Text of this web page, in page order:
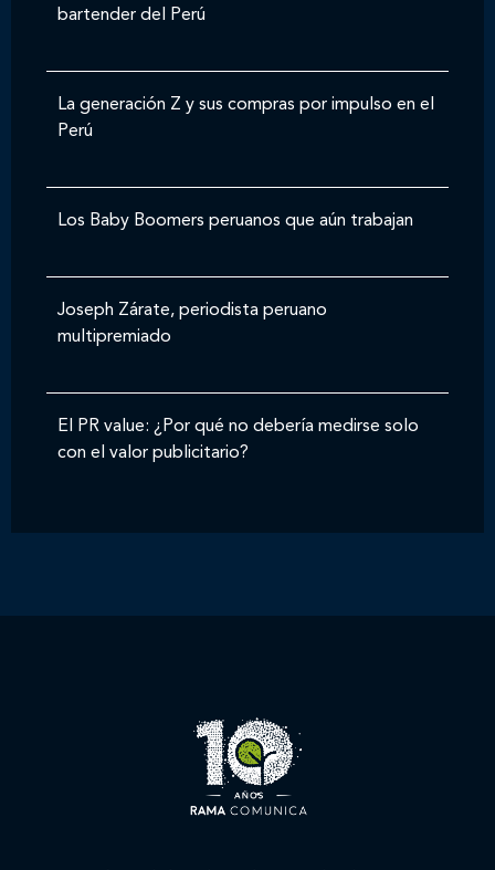
bartender del Perú
La generación Z y sus compras por impulso en el
Perú
Los Baby Boomers peruanos que aún trabajan
Joseph Zárate, periodista peruano
multipremiado
El PR value: ¿Por qué no debería medirse solo
con el valor publicitario?